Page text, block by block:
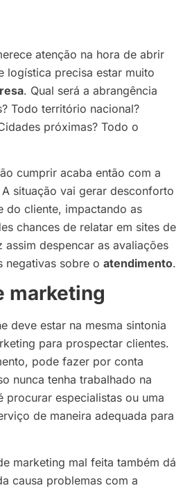
atenção na hora de abrir
logística precisa estar muito
. Qual será a abrangência
Todo território nacional?
próximas? Todo o
cumprir acaba então com a
situação vai gerar desconforto
do cliente, impactando as
chances de relatar em sites de
despencar as avaliações
negativas sobre o atendimento.
marketing
deve estar na mesma sintonia
para prospectar clientes.
pode fazer por conta
nunca tenha trabalhado na
procurar especialistas ou uma
de maneira adequada para
marketing mal feita também dá
causa problemas com a